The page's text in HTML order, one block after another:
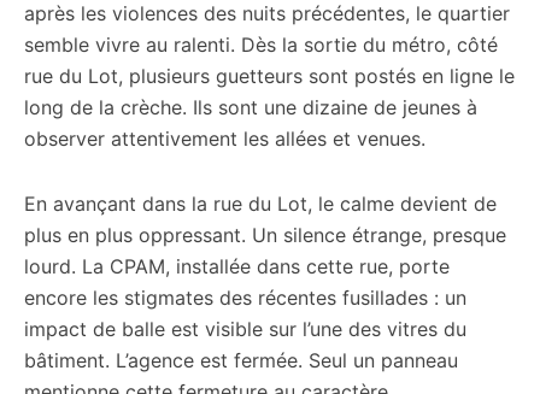
après les violences des nuits précédentes, le quartier
semble vivre au ralenti. Dès la sortie du métro, côté
rue du Lot, plusieurs guetteurs sont postés en ligne le
long de la crèche. Ils sont une dizaine de jeunes à
observer attentivement les allées et venues.
En avançant dans la rue du Lot, le calme devient de
plus en plus oppressant. Un silence étrange, presque
lourd. La CPAM, installée dans cette rue, porte
encore les stigmates des récentes fusillades : un
impact de balle est visible sur l’une des vitres du
bâtiment. L’agence est fermée. Seul un panneau